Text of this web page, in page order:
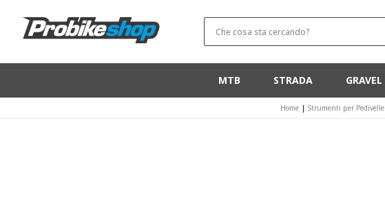
CONTENUTO
Che cosa sta cercando?
MTB STRADA GRAVEL
Home | Strumenti per Pedivelle